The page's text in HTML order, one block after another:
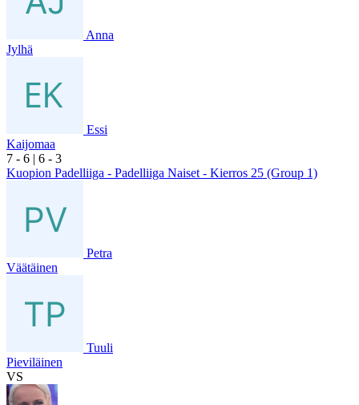
Anna
Jylhä
Essi
Kaijomaa
7 - 6 | 6 - 3
Kuopion Padelliiga - Padelliiga Naiset - Kierros 25 (Group 1)
Petra
Väätäinen
Tuuli
Pieviläinen
VS